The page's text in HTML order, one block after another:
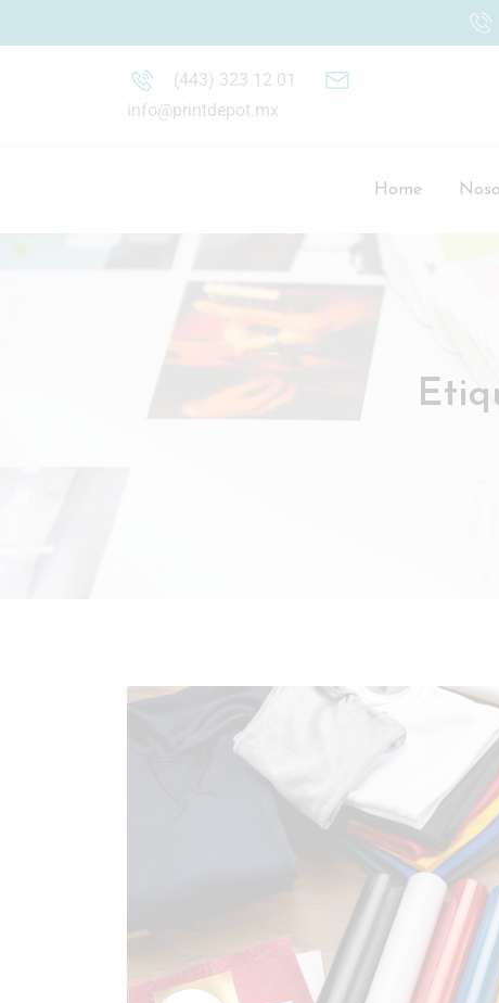
(443) 323 12 01
info@printdepot.mx
Home